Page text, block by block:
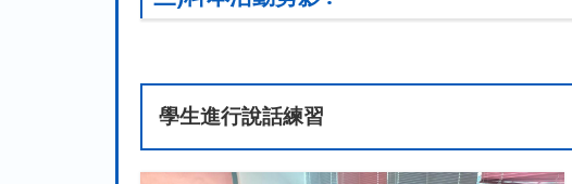
學生進行說話練習